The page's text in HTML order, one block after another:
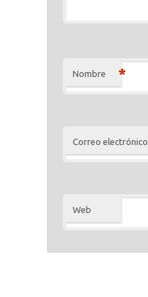
Nombre *
Correo electrónico
Web